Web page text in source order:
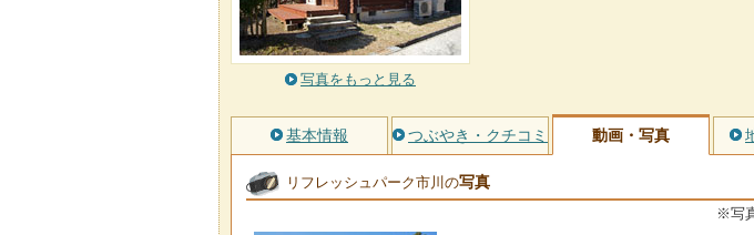
写真をもっと見る
基本情報 つぶやき・クチコミ 動画・写真
リフレッシュパーク市川の写真
※写